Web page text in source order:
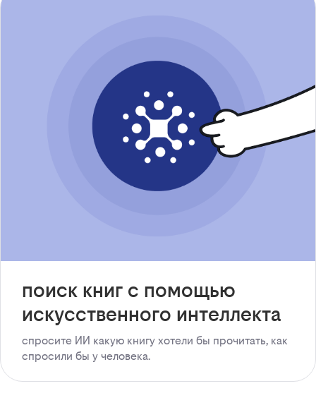
поиск книг с помощью
искусственного интеллекта
спросите ИИ какую книгу хотели бы прочитать, как
спросили бы у человека.